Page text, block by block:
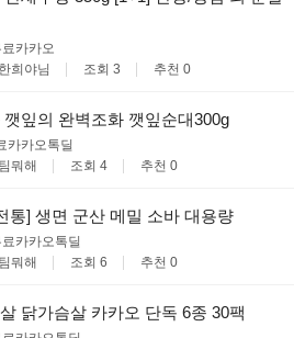
카카오
희야님 조회 3 추천 0
깻잎의 완벽조화 깻잎순대300g
카카오톡딜
뭐해 조회 4 추천 0
통] 생면 군산 메밀 소바 대용량
카카오톡딜
뭐해 조회 6 추천 0
닭가슴살 카카오 단독 6종 30팩